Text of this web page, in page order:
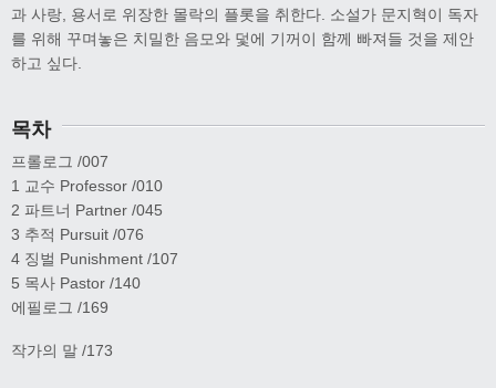
과 사랑, 용서로 위장한 몰락의 플롯을 취한다. 소설가 문지혁이 독자
를 위해 꾸며놓은 치밀한 음모와 덫에 기꺼이 함께 빠져들 것을 제안
하고 싶다.
목차
프롤로그 /007
1 교수 Professor /010
2 파트너 Partner /045
3 추적 Pursuit /076
4 징벌 Punishment /107
5 목사 Pastor /140
에필로그 /169
작가의 말 /173